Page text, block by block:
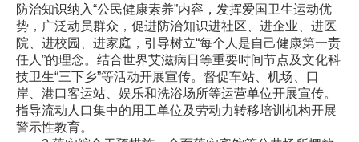
防治知识纳入“公民健康素养”内容，发挥爱国卫生运动优
势，广泛动员群众，促进防治知识进社区、进企业、进医
院、进校园、进家庭，引导树立“每个人是自己健康第一责
任人”的理念。结合世界艾滋病日等重要时间节点及文化科
技卫生“三下乡”等活动开展宣传。督促车站、机场、口
岸、港口客运站、娱乐和洗浴场所等运营单位开展宣传。
指导流动人口集中的用工单位及劳动力转移培训机构开展
警示性教育。